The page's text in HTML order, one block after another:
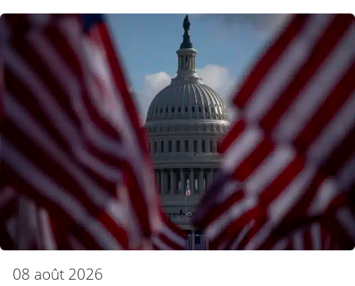
08 août 2026